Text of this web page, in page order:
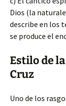
Dios (la
describe en los
se produce el
Estilo de
Cruz
Uno de los